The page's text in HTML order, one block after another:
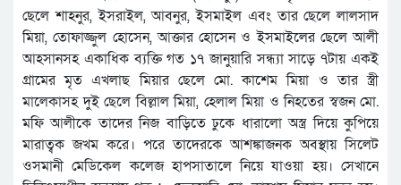
ছেলে শাহনুর, ইসরাইল, আবনুর, ইসমাইল এবং তার ছেলে লালসাদ
মিয়া, তোফাজ্জুল হোসেন, আক্তার হোসেন ও ইসমাইলের ছেলে আলী
আহসানসহ একাধিক ব্যক্তি গত ১৭ জানুয়ারি সন্ধ্যা সাড়ে ৭টায় একই
গ্রামের মৃত এখলাছ মিয়ার ছেলে মো. কাশেম মিয়া ও তার স্ত্রী
মালেকাসহ দুই ছেলে বিল্লাল মিয়া, হেলাল মিয়া ও নিহতের স্বজন মো.
মফি আলীকে তাদের নিজ বাড়িতে ঢুকে ধারালো অস্ত্র দিয়ে কুপিয়ে
মারাত্বক জখম করে। পরে তাদেরকে আশঙ্কাজনক অবস্থায় সিলেট
ওসমানী মেডিকেল কলেজ হাপসাতালে নিয়ে যাওয়া হয়। সেখানে